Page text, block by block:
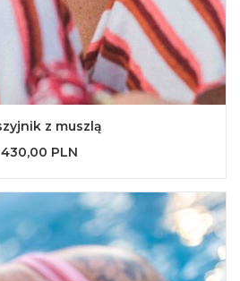
z muszlą
430,00 PLN